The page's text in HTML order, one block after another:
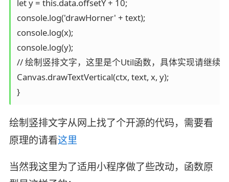
let y = this.data.offsetY + 10;
console.log('drawHorner' + text);
console.log(x);
console.log(y);
// 绘制竖排文字，这里是个Util函数，具体实现请继续看
Canvas.drawTextVertical(ctx, text, x, y);
}
绘制竖排文字从网上找了个开源的代码，需要看
原理的请看这里
当然我这里为了适用小程序做了些改动，函数原